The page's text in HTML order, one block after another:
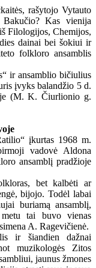
rašytojo Vytauto
Kas vienija
Filologijos, Chemijos,
dainai bei šokiui ir
folkloro ansamblis
ir ansamblio bičiulius
įvyks balandžio 5 d.
(M. K. Čiurlionio g.
įkurtas 1968 m.
vadovė Aldona
ansamblį pradžioje
bet kalbėti ar
bijojo. Todėl labai
buriamą ansamblį,
tai buvo vienas
A. Ragevičienė.
ir šiandien dažnai
muzikologės Zitos
jaunus žmones